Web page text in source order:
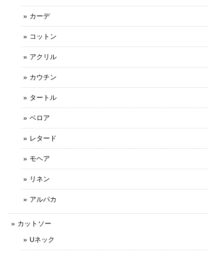
カーデ
コットン
アクリル
カウチン
タートル
ベロア
レタード
モヘア
リネン
アルパカ
カットソー
Uネック